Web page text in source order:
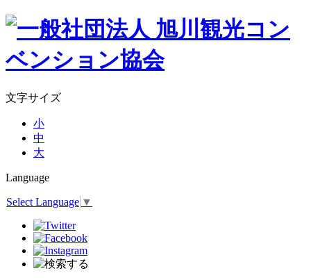
文字サイズ
小
中
大
Language
Select Language ▼